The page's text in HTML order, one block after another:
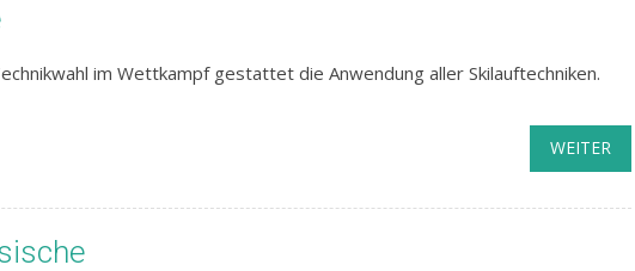
im Wettkampf gestattet die Anwendung aller Skilauftechniken.
WEITER